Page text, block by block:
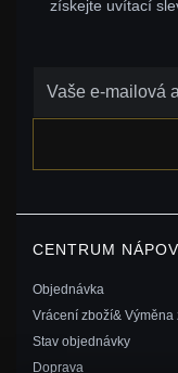
získejte uvítací
CENTRUM
Objednávka
Vrácení zboží& Výměna
Stav objednávky
Doprava